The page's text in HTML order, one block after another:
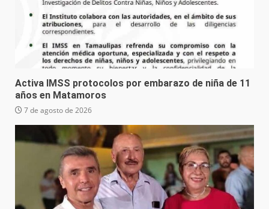
Activa IMSS protocolos por embarazo de niña de 11
años en Matamoros
7 de agosto de 2026